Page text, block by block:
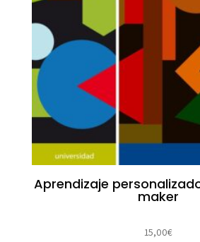
Aprendizaje
maker
15,00€